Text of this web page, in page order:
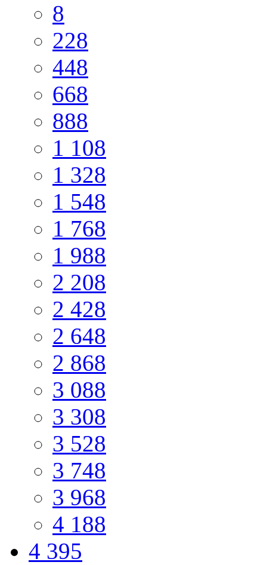
8
228
448
668
888
1 108
1 328
1 548
1 768
1 988
2 208
2 428
2 648
2 868
3 088
3 308
3 528
3 748
3 968
4 188
4 395